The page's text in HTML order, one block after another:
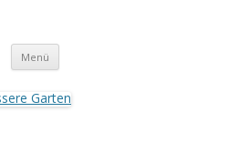
Menü Zum
springen